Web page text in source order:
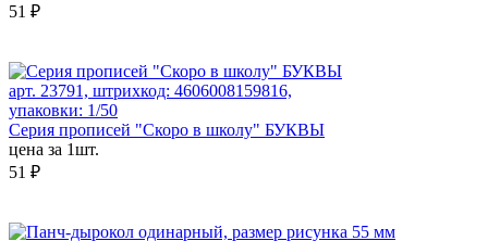
51 ₽
арт. 23791, штрихкод: 4606008159816,
упаковки: 1/50
Серия прописей "Скоро в школу" БУКВЫ
цена за 1шт.
51 ₽